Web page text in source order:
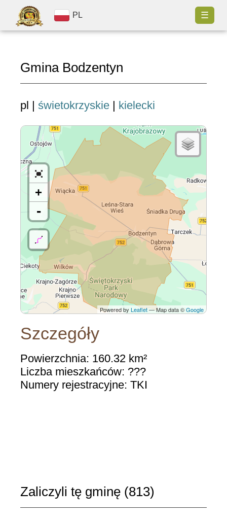
PL ☰
Gmina Bodzentyn
pl | świetokrzyskie | kielecki
+
-
Powered by Leaflet— Map data ©Google
Szczegóły
Powierzchnia: 160.32 km²
Liczba mieszkańców: ???
Numery rejestracyjne: TKI
Zaliczyli tę gminę (813)